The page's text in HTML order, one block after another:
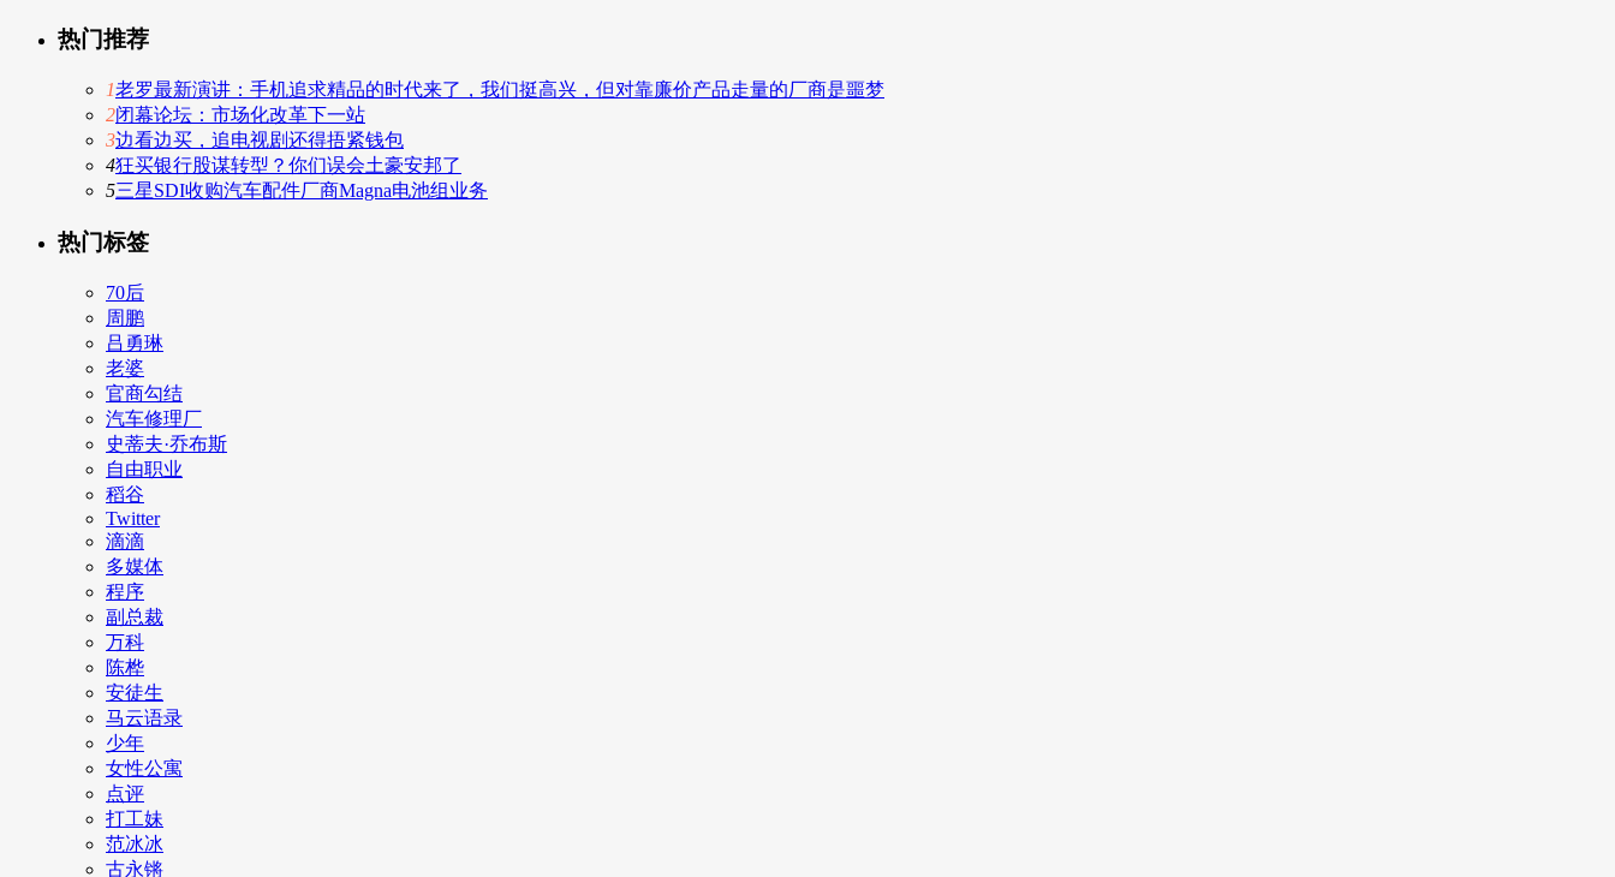
热门推荐
1老罗最新演讲：手机追求精品的时代来了，我们挺高兴，但对靠廉价产品走量的厂商是噩梦
2闭幕论坛：市场化改革下一站
3边看边买，追电视剧还得捂紧钱包
4狂买银行股谋转型？你们误会土豪安邦了
5三星SDI收购汽车配件厂商Magna电池组业务
热门标签
70后
周鹏
吕勇琳
老婆
官商勾结
汽车修理厂
史蒂夫·乔布斯
自由职业
稻谷
Twitter
滴滴
多媒体
程序
副总裁
万科
陈桦
安徒生
马云语录
少年
女性公寓
点评
打工妹
范冰冰
古永锵